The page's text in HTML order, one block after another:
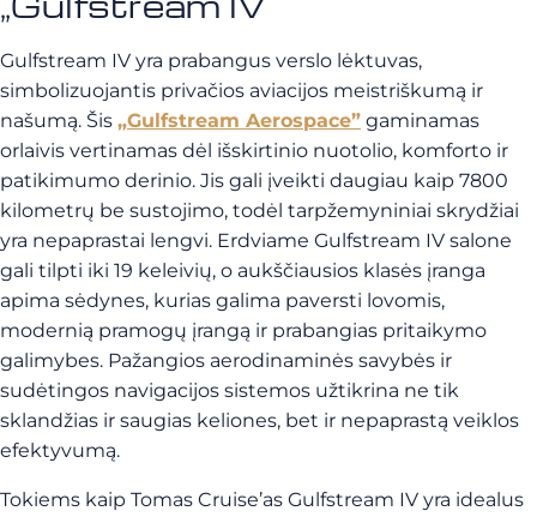
Gulfstream IV yra prabangus verslo lėktuvas,
simbolizuojantis privačios aviacijos meistriškumą ir
našumą. Šis „Gulfstream Aerospace” gaminamas
orlaivis vertinamas dėl išskirtinio nuotolio, komforto ir
patikimumo derinio. Jis gali įveikti daugiau kaip 7800
kilometrų be sustojimo, todėl tarpžemyniniai skrydžiai
yra nepaprastai lengvi. Erdviame Gulfstream IV salone
gali tilpti iki 19 keleivių, o aukščiausios klasės įranga
apima sėdynes, kurias galima paversti lovomis,
modernią pramogų įrangą ir prabangias pritaikymo
galimybes. Pažangios aerodinaminės savybės ir
sudėtingos navigacijos sistemos užtikrina ne tik
sklandžias ir saugias keliones, bet ir nepaprastą veiklos
efektyvumą.
Tokiems kaip Tomas Cruise’as Gulfstream IV yra idealus